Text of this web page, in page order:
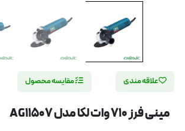
علاقه مندی مقایسه محصول
مینی فرز 710 وات لکا مدل AG11507